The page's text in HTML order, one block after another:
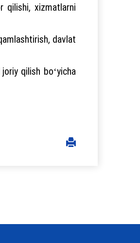
qilishi, xizmatlarni
davlat
qilish boʻyicha